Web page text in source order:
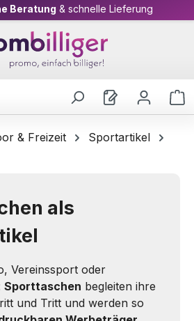
Beratung & schnelle Lieferung
& Freizeit
Sportartikel
als
Vereinssport oder
Sporttaschen begleiten ihre
und Tritt und werden so